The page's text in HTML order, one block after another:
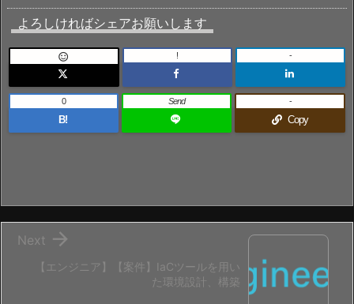
よろしければシェアお願いします
 ! -
B!
0 Send
Copy
-
【エンジニア】【案件】IaCツールを用い
た環境設計、構築

Next